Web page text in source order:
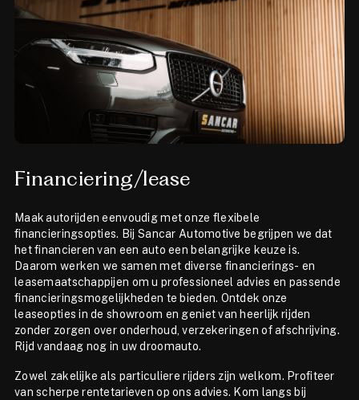
Lease calculator
Contact
Financiering/lease
Maak autorijden eenvoudig met onze flexibele
financieringsopties. Bij Sancar Automotive begrijpen we dat
het financieren van een auto een belangrijke keuze is.
Daarom werken we samen met diverse financierings- en
leasemaatschappijen om u professioneel advies en passende
financieringsmogelijkheden te bieden. Ontdek onze
leaseopties in de showroom en geniet van heerlijk rijden
zonder zorgen over onderhoud, verzekeringen of afschrijving.
Rijd vandaag nog in uw droomauto.
Zowel zakelijke als particuliere rijders zijn welkom. Profiteer
van scherpe rentetarieven op ons advies. Kom langs bij